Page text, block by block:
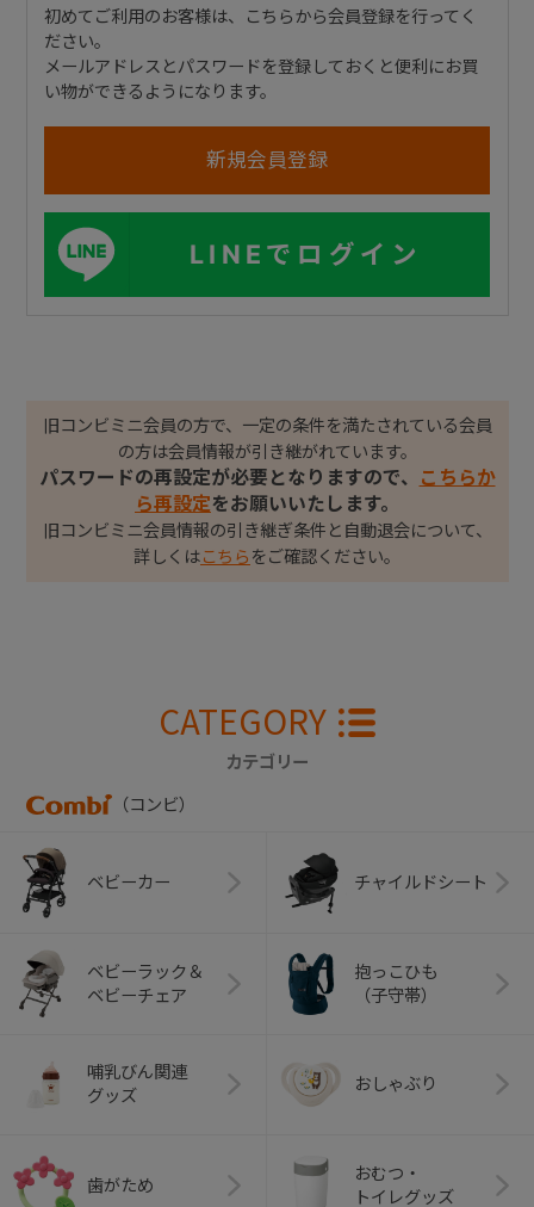
初めてご利用のお客様は、こちらから会員登録を行ってく
ださい。
メールアドレスとパスワードを登録しておくと便利にお買
い物ができるようになります。
LINEでログイン
旧コンビミニ会員の方で、一定の条件を満たされている会員
の方は会員情報が引き継がれています。
パスワードの再設定が必要となりますので、
こちらか
ら再設定をお願いいたします。
旧コンビミニ会員情報の引き継ぎ条件と自動退会について、
詳しくはこちら をご確認ください。
CATEGORY
カテゴリー
（コンビ）
ベビーカー チャイルドシート
ベビーラック＆
ベビーチェア
抱っこひも
（子守帯）
哺乳びん関連
グッズ
おしゃぶり
歯がため
おむつ・
トイレグッズ